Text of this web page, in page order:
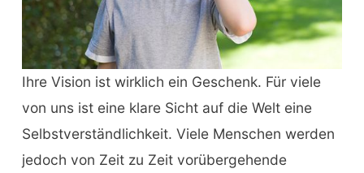
Ihre Vision ist wirklich ein Geschenk. Für viele
von uns ist eine klare Sicht auf die Welt eine
Selbstverständlichkeit. Viele Menschen werden
jedoch von Zeit zu Zeit vorübergehende